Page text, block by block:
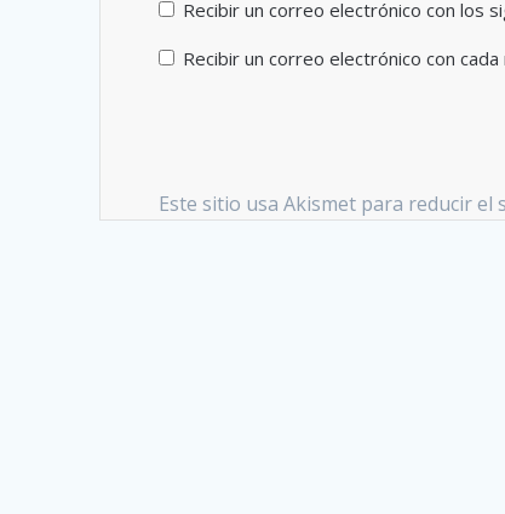
Recibir un correo electrónico con los
Recibir un correo electrónico con
Este sitio usa Akismet para reducir el